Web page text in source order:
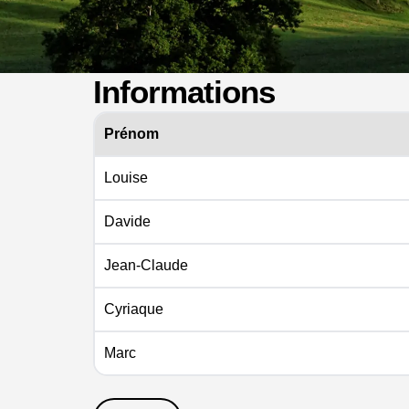
Informations
Prénom
Louise
Davide
Jean-Claude
Cyriaque
Marc